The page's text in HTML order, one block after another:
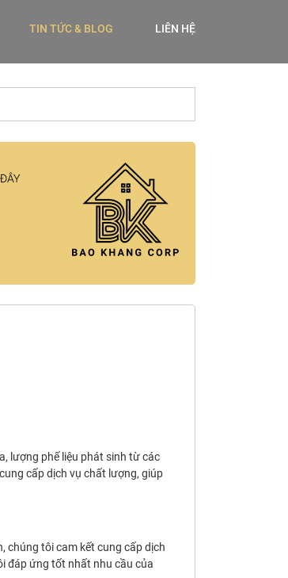
TIN TỨC & BLOG LIÊN HỆ
lượng phế liệu phát sinh từ các
cấp dịch vụ chất lượng, giúp
chúng tôi cam kết cung cấp dịch
đáp ứng tốt nhất nhu cầu của